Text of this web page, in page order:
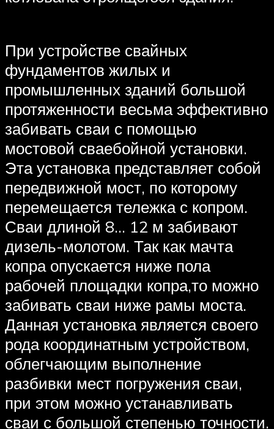
При устройстве свайных
фундаментов жилых и
промышленных зданий большой
протяженности весьма эффективно
забивать сваи с помощью
мостовой сваебойной установки.
Эта установка представляет собой
передвижной мост, по которому
перемещается тележка с копром.
Сваи длиной 8… 12 м забивают
дизель-молотом. Так как мачта
копра опускается ниже пола
рабочей площадки копра,то можно
забивать сваи ниже рамы моста.
Данная установка является своего
рода координатным устройством,
облегчающим выполнение
разбивки мест погружения сваи,
при этом можно устанавливать
сваи с большой степенью точности.